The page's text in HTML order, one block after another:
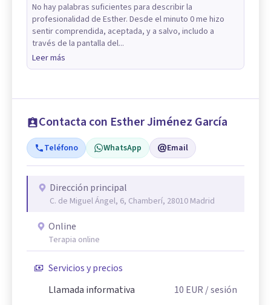
No hay palabras suficientes para describir la
profesionalidad de Esther. Desde el minuto 0 me hizo
sentir comprendida, aceptada, y a salvo, includo a
través de la pantalla del...
Leer más
Contacta con Esther Jiménez García
Teléfono WhatsApp Email
Dirección principal
C. de Miguel Ángel, 6, Chamberí, 28010 Madrid
Online
Terapia online
Servicios y precios
Llamada informativa
10 EUR / sesión